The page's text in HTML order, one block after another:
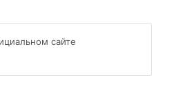
сайте